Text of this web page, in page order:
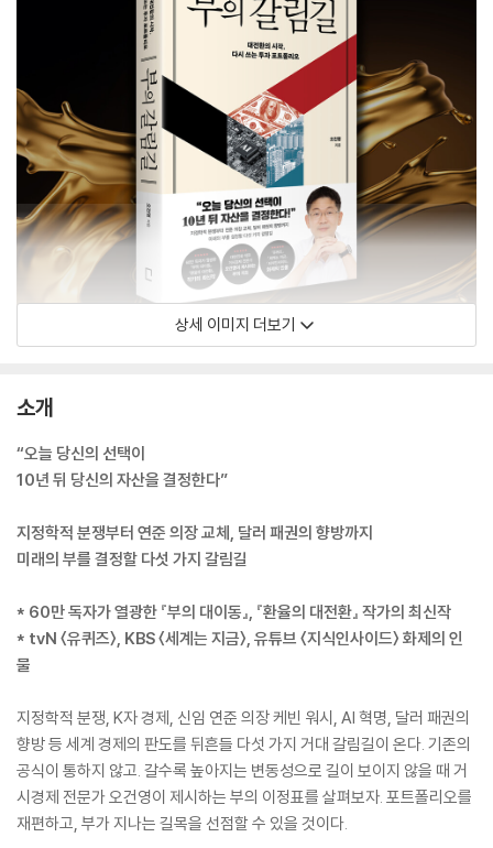
상세 이미지 더보기
소개
“오늘 당신의 선택이
10년 뒤 당신의 자산을 결정한다”
지정학적 분쟁부터 연준 의장 교체, 달러 패권의 향방까지
미래의 부를 결정할 다섯 가지 갈림길
* 60만 독자가 열광한 『부의 대이동』, 『환율의 대전환』 작가의 최신작
* tvN 〈유퀴즈〉, KBS 〈세계는 지금〉, 유튜브 〈지식인사이드〉 화제의 인
물
지정학적 분쟁, K자 경제, 신임 연준 의장 케빈 워시, AI 혁명, 달러 패권의
향방 등 세계 경제의 판도를 뒤흔들 다섯 가지 거대 갈림길이 온다. 기존의
공식이 통하지 않고. 갈수록 높아지는 변동성으로 길이 보이지 않을 때 거
시경제 전문가 오건영이 제시하는 부의 이정표를 살펴보자. 포트폴리오를
재편하고, 부가 지나는 길목을 선점할 수 있을 것이다.